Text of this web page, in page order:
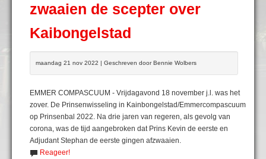
zwaaien de scepter over
Kaibongelstad
maandag 21 nov 2022 | Geschreven door Bennie Wolbers
EMMER COMPASCUUM - Vrijdagavond 18 november j.l. was het
zover. De Prinsenwisseling in Kainbongelstad/Emmercompascuum
op Prinsenbal 2022. Na drie jaren van regeren, als gevolg van
corona, was de tijd aangebroken dat Prins Kevin de eerste en
Adjudant Stephan de eerste gingen afzwaaien.
Reageer!